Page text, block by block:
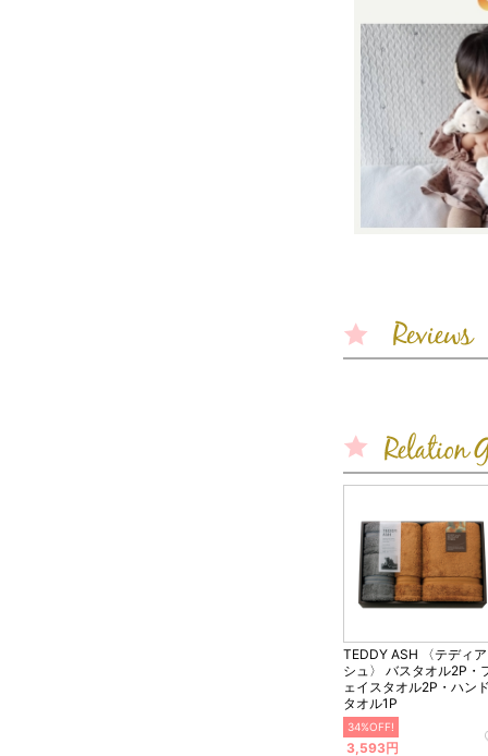
TEDDY ASH 〈テディ
シュ〉 バスタオル2P・
ェイスタオル2P・ハン
タオル1P
34%OFF!
3,593円